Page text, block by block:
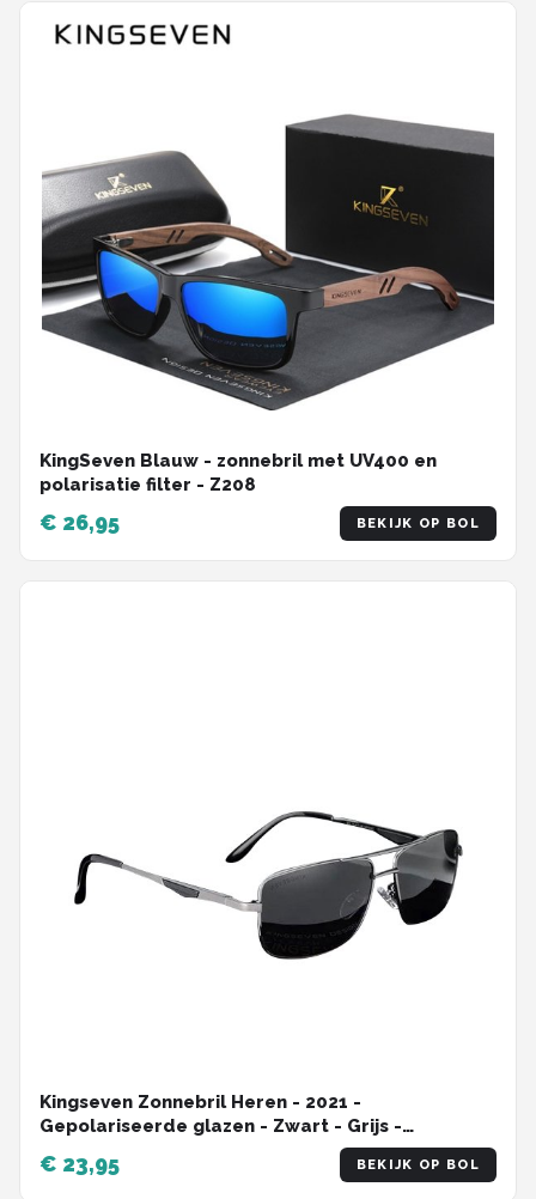
KingSeven Blauw - zonnebril met UV400 en
polarisatie filter - Z208
€ 26,95 BEKIJK OP BOL
Kingseven Zonnebril Heren - 2021 -
Gepolariseerde glazen - Zwart - Grijs -
€ 23,95 BEKIJK OP BOL